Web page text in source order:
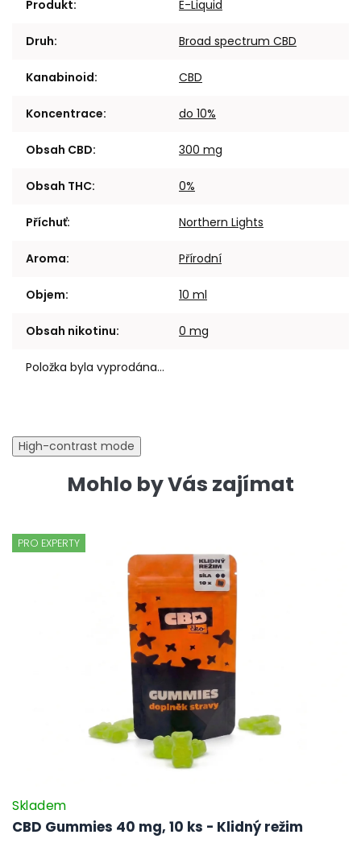
Produkt: E-Liquid
Druh: Broad spectrum CBD
Kanabinoid: CBD
Koncentrace: do 10%
Obsah CBD: 300 mg
Obsah THC: 0%
Příchuť: Northern Lights
Aroma: Přírodní
Objem: 10 ml
Obsah nikotinu: 0 mg
Položka byla vyprodána…
High-contrast mode
Mohlo by Vás zajímat
PRO EXPERTY
CBD Gummies 40 mg, 10 ks - Klidný režim
Skladem